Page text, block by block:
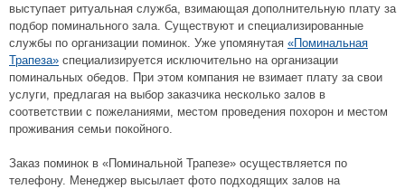
выступает ритуальная служба, взимающая дополнительную плату за
подбор поминального зала. Существуют и специализированные
службы по организации поминок. Уже упомянутая «Поминальная
Трапеза» специализируется исключительно на организации
поминальных обедов. При этом компания не взимает плату за свои
услуги, предлагая на выбор заказчика несколько залов в
соответствии с пожеланиями, местом проведения похорон и местом
проживания семьи покойного.
Заказ поминок в «Поминальной Трапезе» осуществляется по
телефону. Менеджер высылает фото подходящих залов на